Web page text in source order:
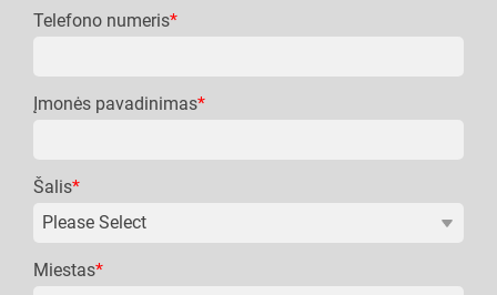
Telefono numeris*
Įmonės pavadinimas*
Šalis*
Miestas*